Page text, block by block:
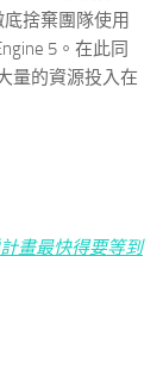
底捨棄團隊使用
5。在此同
量的資源投入在
畫最快得要等到